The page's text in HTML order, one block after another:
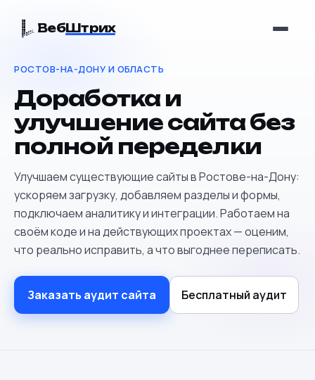
ВебШтрих
РОСТОВ-НА-ДОНУ И ОБЛАСТЬ
Доработка и
улучшение сайта без
полной переделки
Улучшаем существующие сайты в Ростове-на-Дону:
ускоряем загрузку, добавляем разделы и формы,
подключаем аналитику и интеграции. Работаем на
своём коде и на действующих проектах — оценим,
что реально исправить, а что выгоднее переписать.
Заказать аудит сайта Бесплатный аудит